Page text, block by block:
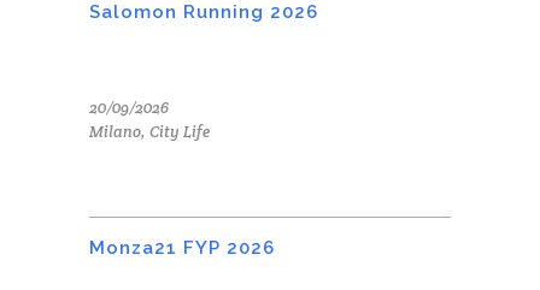
Salomon Running 2026
20/09/2026
Milano, City Life
Monza21 FYP 2026